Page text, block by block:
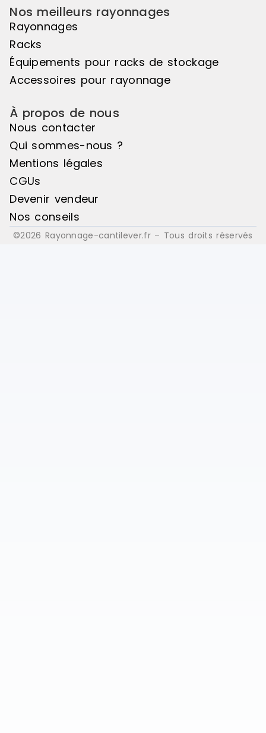
Nos meilleurs rayonnages
Rayonnages
Racks
Équipements pour racks de stockage
Accessoires pour rayonnage
À propos de nous
Nous contacter
Qui sommes-nous ?
Mentions légales
CGUs
Devenir vendeur
Nos conseils
©2026 Rayonnage-cantilever.fr – Tous droits réservés